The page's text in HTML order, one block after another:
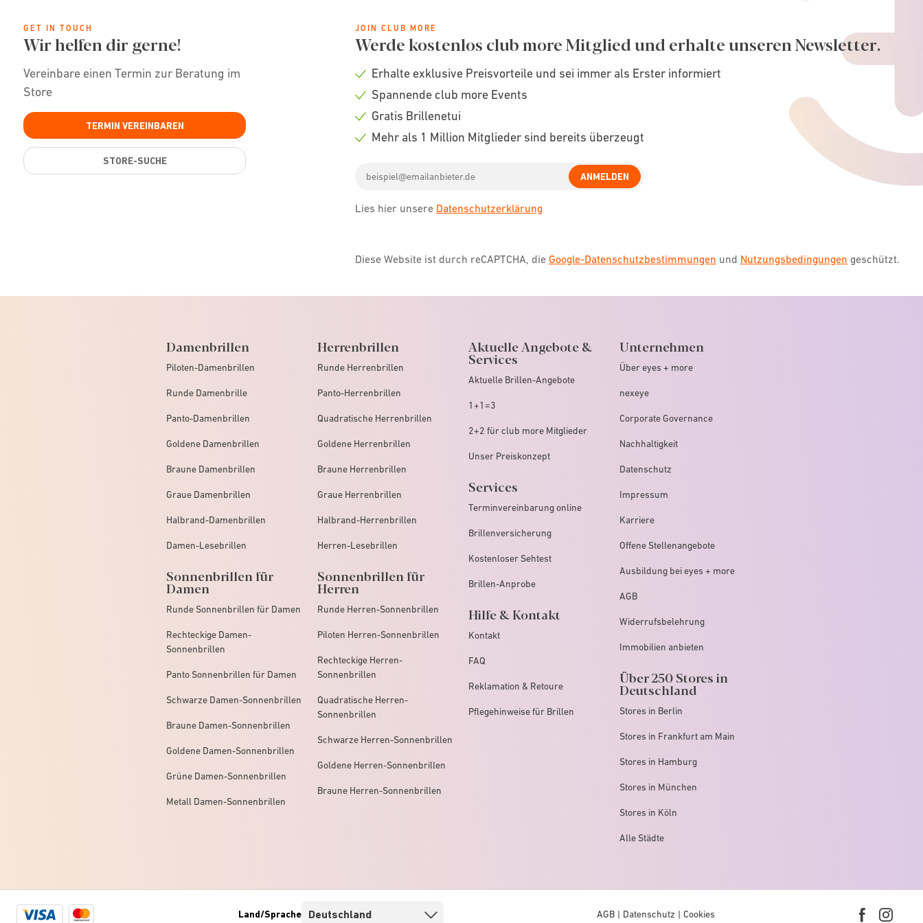
GET IN TOUCH
Wir helfen dir gerne!
Vereinbare einen Termin zur Beratung im
Store
TERMIN VEREINBAREN
STORE-SUCHE
JOIN CLUB MORE
Werde kostenlos club more Mitglied und erhalte unseren Newsletter.
Check
Erhalte exklusive Preisvorteile und sei immer als Erster informiert
Check
Spannende club more Events
Check
Gratis Brillenetui
Mehr als 1 Million Mitglieder sind bereits überzeugt
address
ANMELDEN
Lies hier unsere Datenschutzerklärung
Diese Website ist durch reCAPTCHA, die Google-Datenschutzbestimmungen und Nutzungsbedingungen geschützt.
Damenbrillen
Piloten-Damenbrillen
Runde Damenbrille
Panto-Damenbrillen
Goldene Damenbrillen
Braune Damenbrillen
Graue Damenbrillen
Halbrand-Damenbrillen
Damen-Lesebrillen
Sonnenbrillen für
Damen
Runde Sonnenbrillen für Damen
Rechteckige Damen-
Sonnenbrillen
Panto Sonnenbrillen für Damen
Schwarze Damen-Sonnenbrillen
Braune Damen-Sonnenbrillen
Goldene Damen-Sonnenbrillen
Grüne Damen-Sonnenbrillen
Metall Damen-Sonnenbrillen
Herrenbrillen
Runde Herrenbrillen
Panto-Herrenbrillen
Quadratische Herrenbrillen
Goldene Herrenbrillen
Braune Herrenbrillen
Graue Herrenbrillen
Halbrand-Herrenbrillen
Herren-Lesebrillen
Sonnenbrillen für
Herren
Runde Herren-Sonnenbrillen
Piloten Herren-Sonnenbrillen
Rechteckige Herren-
Sonnenbrillen
Quadratische Herren-
Sonnenbrillen
Schwarze Herren-Sonnenbrillen
Goldene Herren-Sonnenbrillen
Braune Herren-Sonnenbrillen
Aktuelle Angebote &
Services
Aktuelle Brillen-Angebote
1+1=3
2+2 für club more Mitglieder
Unser Preiskonzept
Services
Terminvereinbarung online
Brillenversicherung
Kostenloser Sehtest
Brillen-Anprobe
Hilfe & Kontakt
Kontakt
FAQ
Reklamation & Retoure
Pflegehinweise für Brillen
Unternehmen
Über eyes + more
nexeye
Corporate Governance
Nachhaltigkeit
Datenschutz
Impressum
Karriere
Offene Stellenangebote
Ausbildung bei eyes + more
AGB
Widerrufsbelehrung
Immobilien anbieten
Über 250 Stores in
Deutschland
Stores in Berlin
Stores in Frankfurt am Main
Stores in Hamburg
Stores in München
Stores in Köln
Alle Städte
Visa
Mastercard
Land/Sprache AGB Datenschutz Cookies